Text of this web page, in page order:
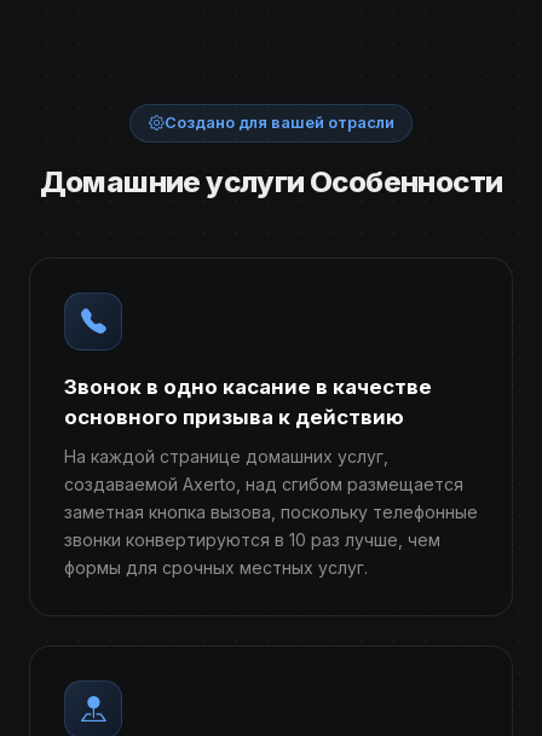
Создано для вашей отрасли
Домашние услуги Особенности
Звонок в одно касание в качестве
основного призыва к действию
На каждой странице домашних услуг,
создаваемой Axerto, над сгибом размещается
заметная кнопка вызова, поскольку телефонные
звонки конвертируются в 10 раз лучше, чем
формы для срочных местных услуг.